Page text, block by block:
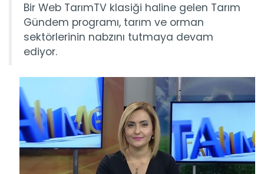
Bir Web TarımTV klasiği haline gelen Tarım
Gündem programı, tarım ve orman
sektörlerinin nabzını tutmaya devam
ediyor.
Bir Web TarımTV klasiği haline gelen Tarım Gündem
Devamını Oku ->